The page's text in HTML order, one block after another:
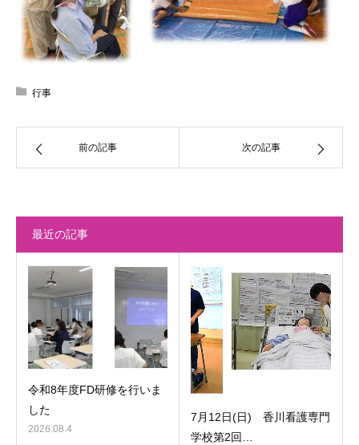
行事
前の記事 次の記事
最近の記事
令和8年度FD研修を行いま
した
2026.08.4
7月12日(日) 香川看護専門
学校第2回…